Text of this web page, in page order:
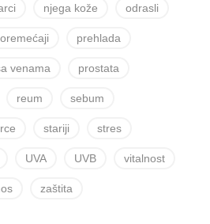
njega kože odrasli
prehlada
venama prostata
reum sebum
stariji stres
UVA UVB vitalnost
zaštita